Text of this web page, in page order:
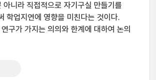
아니라 직접적으로 자기구실 만들기를
학업지연에 영향을 미친다는 것이다.
구가 가지는 의의와 한계에 대하여 논의